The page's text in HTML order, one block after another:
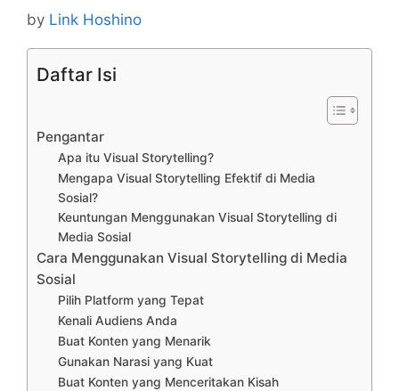
by Link Hoshino
Daftar Isi
Pengantar
Apa itu Visual Storytelling?
Mengapa Visual Storytelling Efektif di Media
Sosial?
Keuntungan Menggunakan Visual Storytelling di
Media Sosial
Cara Menggunakan Visual Storytelling di Media
Sosial
Pilih Platform yang Tepat
Kenali Audiens Anda
Buat Konten yang Menarik
Gunakan Narasi yang Kuat
Buat Konten yang Menceritakan Kisah